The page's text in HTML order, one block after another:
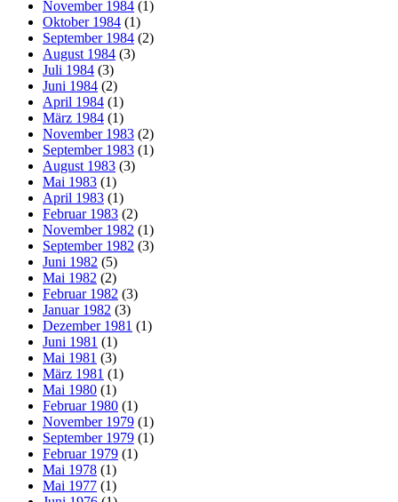
November 1984 (1)
Oktober 1984 (1)
September 1984 (2)
August 1984 (3)
Juli 1984 (3)
Juni 1984 (2)
April 1984 (1)
März 1984 (1)
November 1983 (2)
September 1983 (1)
August 1983 (3)
Mai 1983 (1)
April 1983 (1)
Februar 1983 (2)
November 1982 (1)
September 1982 (3)
Juni 1982 (5)
Mai 1982 (2)
Februar 1982 (3)
Januar 1982 (3)
Dezember 1981 (1)
Juni 1981 (1)
Mai 1981 (3)
März 1981 (1)
Mai 1980 (1)
Februar 1980 (1)
November 1979 (1)
September 1979 (1)
Februar 1979 (1)
Mai 1978 (1)
Mai 1977 (1)